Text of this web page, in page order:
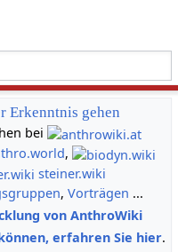
Erkenntnis gehen
bei
,
steiner.wiki
, Vorträgen ...
von AnthroWiki
erfahren Sie hier.